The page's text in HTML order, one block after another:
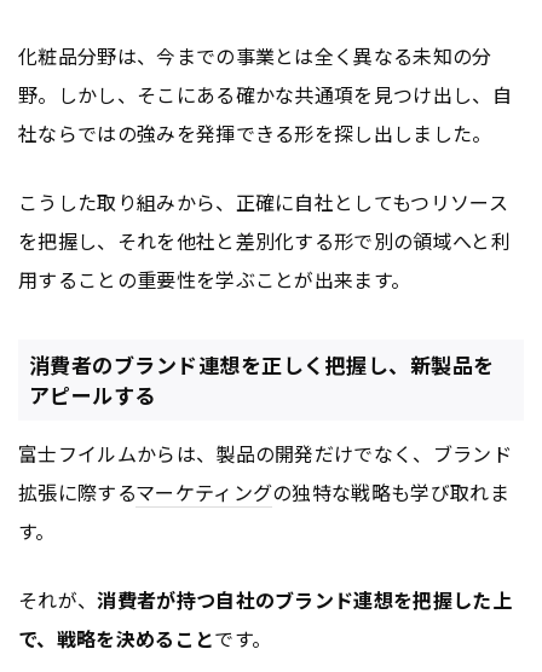
化粧品分野は、今までの事業とは全く異なる未知の分
野。しかし、そこにある確かな共通項を見つけ出し、自
社ならではの強みを発揮できる形を探し出しました。
こうした取り組みから、正確に自社としてもつリソース
を把握し、それを他社と差別化する形で別の領域へと利
用することの重要性を学ぶことが出来ます。
消費者のブランド連想を正しく把握し、新製品を
アピールする
富士フイルムからは、製品の開発だけでなく、ブランド
拡張に際するマーケティングの独特な戦略も学び取れま
す。
それが、消費者が持つ自社のブランド連想を把握した上
で、戦略を決めることです。